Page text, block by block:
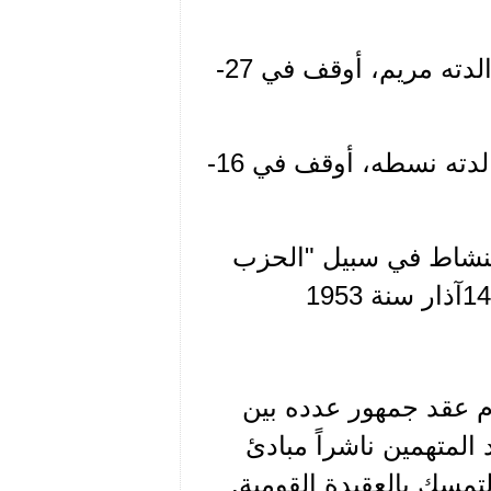
1- مصطفى محمد عز الدين، عمره 23 سنة من صور. والدته مريم، أوقف في 27-
2- ناصيف وديع سماحة، عمره 29 سنة من الخنشارة. والدته نسطه، أوقف في 16-
وبتاريخ 13 شباط سنة 1953 قاما بنشاط في سبيل "الحزب
الخيام عقد جمهور عدده بين
ناشراً مبادئ
بالعقيدة القومية.